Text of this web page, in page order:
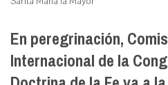
En peregrinación,
Internacional de la